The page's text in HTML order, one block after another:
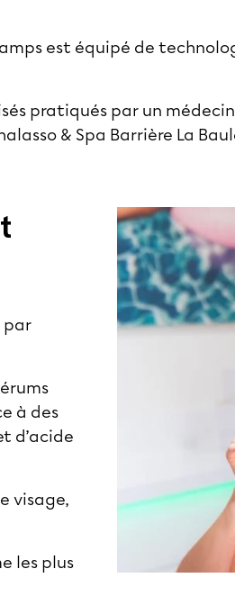
est équipé de
pratiqués par un
& Spa Barrière La
par
à des
d’acide
visage,
les plus